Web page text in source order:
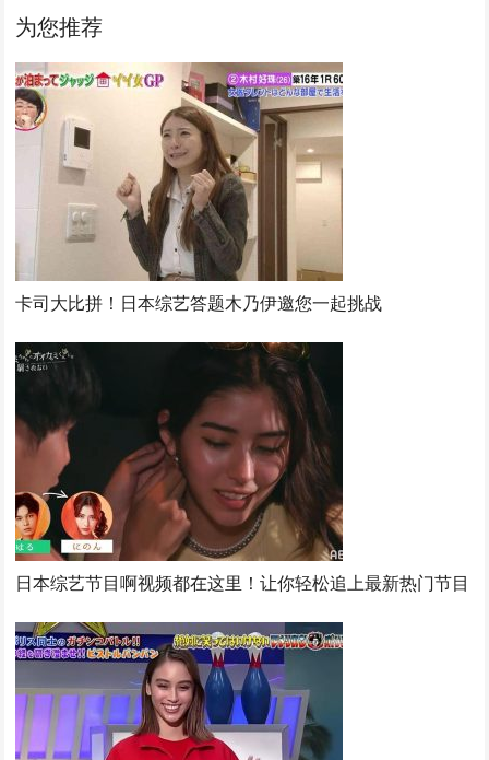
为您推荐
卡司大比拼！日本综艺答题木乃伊邀您一起挑战
日本综艺节目啊视频都在这里！让你轻松追上最新热门节目